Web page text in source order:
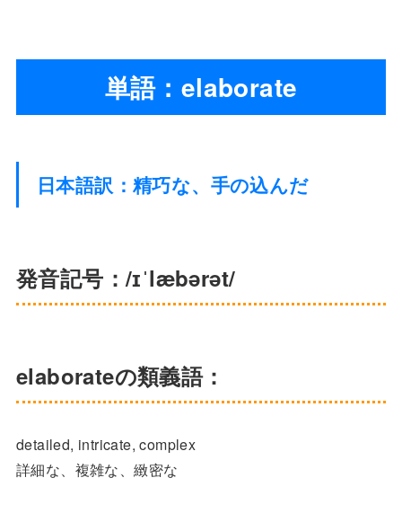
単語：elaborate
日本語訳：精巧な、手の込んだ
発音記号：/ɪˈlæbərət/
elaborateの類義語：
detailed, intricate, complex
詳細な、複雑な、緻密な